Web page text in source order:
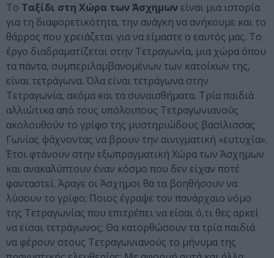
Το Ταξίδι στη Χώρα των Άσχημων είναι μια ιστορία
για τη διαφορετικότητα, την ανάγκη να ανήκουμε και το
θάρρος που χρειάζεται για να είμαστε ο εαυτός μας. Το
έργο διαδραματίζεται στην Τετραγωνία, μια χώρα όπου
τα πάντα, συμπεριλαμβανομένων των κατοίκων της,
είναι τετράγωνα. Όλα είναι τετράγωνα στην
Τετραγωνία, ακόμα και τα συναισθήματα. Τρία παιδιά
αλλιώτικα από τους υπόλοιπους Τετραγωνιανούς
ακολουθούν το γρίφο της μυστηριώδους βασίλισσας
Γωνίας ψάχνοντας να βρουν την αινιγματική «ευτυχία».
Έτσι φτάνουν στην εξωπραγματική Χώρα των Άσχημων
και ανακαλύπτουν έναν κόσμο που δεν είχαν ποτέ
φανταστεί. Άραγε οι Άσχημοι θα τα βοηθήσουν να
λύσουν το γρίφο; Ποιος έγραψε τον πανάρχαιο νόμο
της Τετραγωνίας που επιτρέπει να είσαι ό,τι θες αρκεί
να είσαι τετράγωνος; Θα κατορθώσουν τα τρία παιδιά
να φέρουν στους Τετραγωνιανούς το μήνυμα της